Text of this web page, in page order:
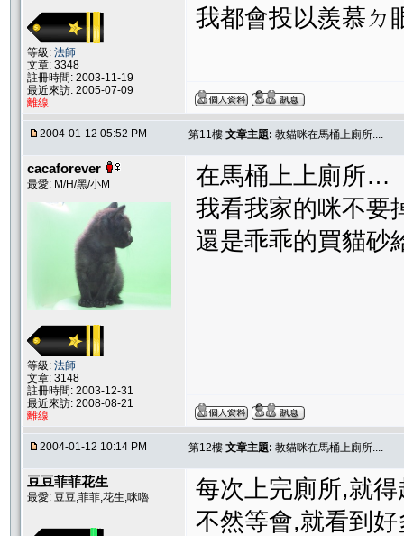
等級: 法師
文章: 3348
註冊時間: 2003-11-19
最近來訪: 2005-07-09
離線
我都會投以羨慕ㄉ
2004-01-12 05:52 PM 第11樓 文章主題: 教貓咪在馬桶上廁所....
cacaforever
最愛: M/H/黑/小M
等級: 法師
文章: 3148
註冊時間: 2003-12-31
最近來訪: 2008-08-21
離線
在馬桶上上廁所…
我看我家的咪不
還是乖乖的買貓砂
2004-01-12 10:14 PM 第12樓 文章主題: 教貓咪在馬桶上廁所....
豆豆菲菲花生
最愛: 豆豆,菲菲,花生,咪嚕
每次上完廁所,就
不然等會,就看到